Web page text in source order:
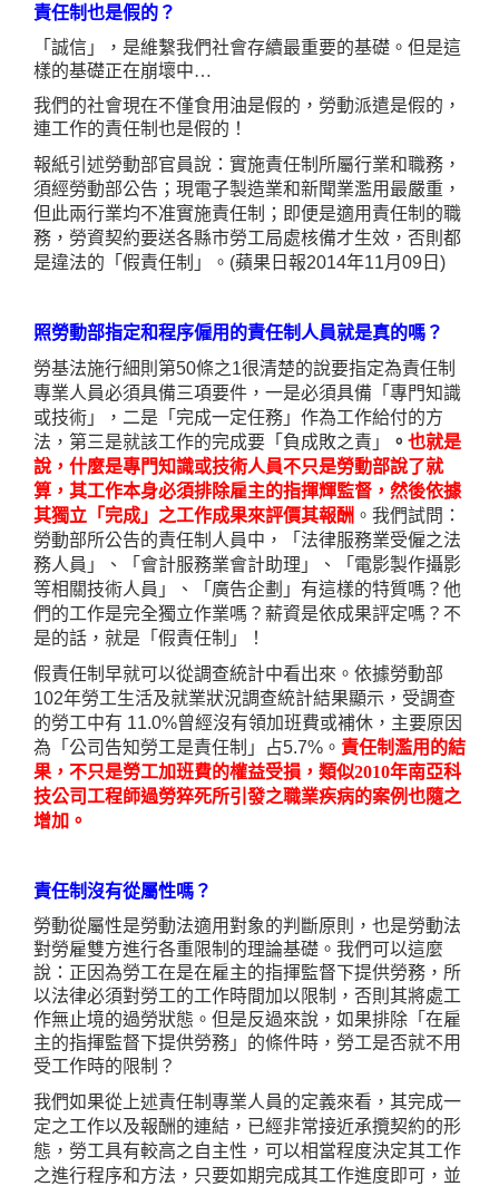
責任制也是假的？
「誠信」，是維繫我們社會存續最重要的基礎。但是這
樣的基礎正在崩壞中…
我們的社會現在不僅食用油是假的，勞動派遣是假的，
連工作的責任制也是假的！
報紙引述勞動部官員說：實施責任制所屬行業和職務，
須經勞動部公告；現電子製造業和新聞業濫用最嚴重，
但此兩行業均不准實施責任制；即便是適用責任制的職
務，勞資契約要送各縣市勞工局處核備才生效，否則都
是違法的「假責任制」。 (蘋果日報2014年11月 09 日 )
照勞動部指定和程序僱用的責任制人員就是真的嗎？
勞基法施行細則第50條之1很清楚的說要指定為責任制
專業人員必須具備三項要件，一是必須具備「專門知識
或技術」，二是「完成一定任務」作為工作給付的方
法，第三是就該工作的完成要「負成敗之責」
。 也就是
說，什麼是專門知識或技術人員不只是勞動部說了就
算，其工作本身必須排除雇主的指揮輝監督，然後依據
其獨立「完成」之工作成果來評價其報酬 。 我們試問：
勞動部所公告的責任制人員中，「法律服務業受僱之法
務人員」、「會計服務業會計助理」、「電影製作攝影
等相關技術人員」、「廣告企劃」有這樣的特質嗎？他
們的工作是完全獨立作業嗎？薪資是依成果評定嗎？不
是的話，就是「假責任制」！
假責任制早就可以從調查統計中看出來。 依據勞動部
102年勞工生活及就業狀況調查統計結果顯示，受調查
的勞工中有 11.0%曾經沒有領加班費或補休，主要原因
為「公司告知勞工是責任制」占5.7% 。 責任制濫用的結
果，不只是勞工加班費的權益受損，類似2010年南亞科
技公司工程師過勞猝死所引發之職業疾病的案例也隨之
增加。
責任制沒有從屬性嗎？
勞動從屬性是勞動法適用對象的判斷原則，也是勞動法
對勞雇雙方進行各重限制的理論基礎。我們可以這麼
說：正因為勞工在是在雇主的指揮監督下提供勞務，所
以法律必須對勞工的工作時間加以限制，否則其將處工
作無止境的過勞狀態。但是反過來說，如果排除「在雇
主的指揮監督下提供勞務」的條件時，勞工是否就不用
受工作時的限制？
我們如果從上述責任制專業人員的定義來看，其完成一
定之工作以及報酬的連結，已經非常接近承攬契約的形
態，勞工具有較高之自主性，可以相當程度決定其工作
之進行程序和方法，只要如期完成其工作進度即可，並